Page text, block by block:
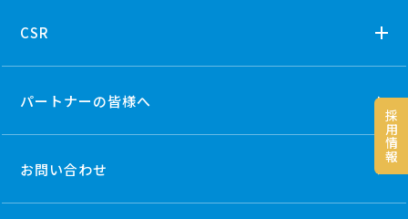
採
用
情
報
CSR
パートナーの皆様へ
お問い合わせ